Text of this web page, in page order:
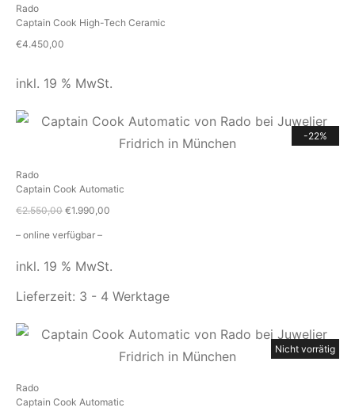
Rado
Captain Cook High-Tech Ceramic
€4.450,00
inkl. 19 % MwSt.
-22%
Rado
Captain Cook Automatic
€2.550,00 €1.990,00
– online verfügbar –
inkl. 19 % MwSt.
Lieferzeit: 3 - 4 Werktage
Nicht vorrätig
Rado
Captain Cook Automatic